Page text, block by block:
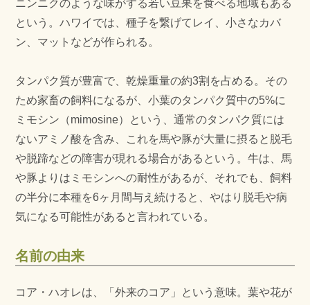
ニンニクのような味がする若い豆果を食べる地域もある
という。ハワイでは、種子を繋げてレイ、小さなカバ
ン、マットなどが作られる。
タンパク質が豊富で、乾燥重量の約3割を占める。その
ため家畜の飼料になるが、小葉のタンパク質中の5%に
ミモシン（mimosine）という、通常のタンパク質には
ないアミノ酸を含み、これを馬や豚が大量に摂ると脱毛
や脱蹄などの障害が現れる場合があるという。牛は、馬
や豚よりはミモシンへの耐性があるが、それでも、飼料
の半分に本種を6ヶ月間与え続けると、やはり脱毛や病
気になる可能性があると言われている。
名前の由来
コア・ハオレは、「外来のコア」という意味。葉や花が